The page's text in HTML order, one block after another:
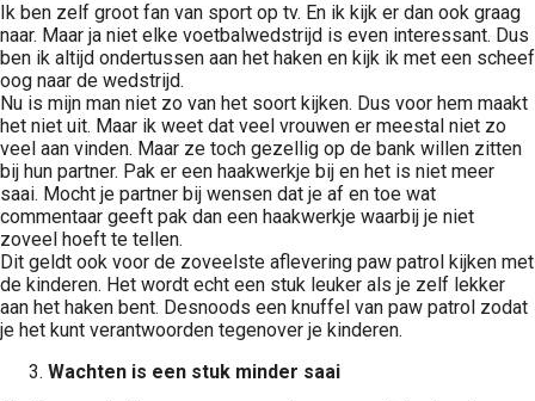
Ik ben zelf groot fan van sport op tv. En ik kijk er dan ook graag
naar. Maar ja niet elke voetbalwedstrijd is even interessant. Dus
ben ik altijd ondertussen aan het haken en kijk ik met een scheef
oog naar de wedstrijd.
Nu is mijn man niet zo van het soort kijken. Dus voor hem maakt
het niet uit. Maar ik weet dat veel vrouwen er meestal niet zo
veel aan vinden. Maar ze toch gezellig op de bank willen zitten
bij hun partner. Pak er een haakwerkje bij en het is niet meer
saai. Mocht je partner bij wensen dat je af en toe wat
commentaar geeft pak dan een haakwerkje waarbij je niet
zoveel hoeft te tellen.
Dit geldt ook voor de zoveelste aflevering paw patrol kijken met
de kinderen. Het wordt echt een stuk leuker als je zelf lekker
aan het haken bent. Desnoods een knuffel van paw patrol zodat
je het kunt verantwoorden tegenover je kinderen.
Wachten is een stuk minder saai